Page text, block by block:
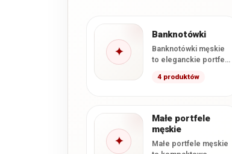
✦
Banknotówki
Banknotówki męskie
to eleganckie portfele
myślą o wygodnym
najważniejszych
dokumentów.…
4 produktów
✦
Małe portfele
męskie
Małe portfele męskie